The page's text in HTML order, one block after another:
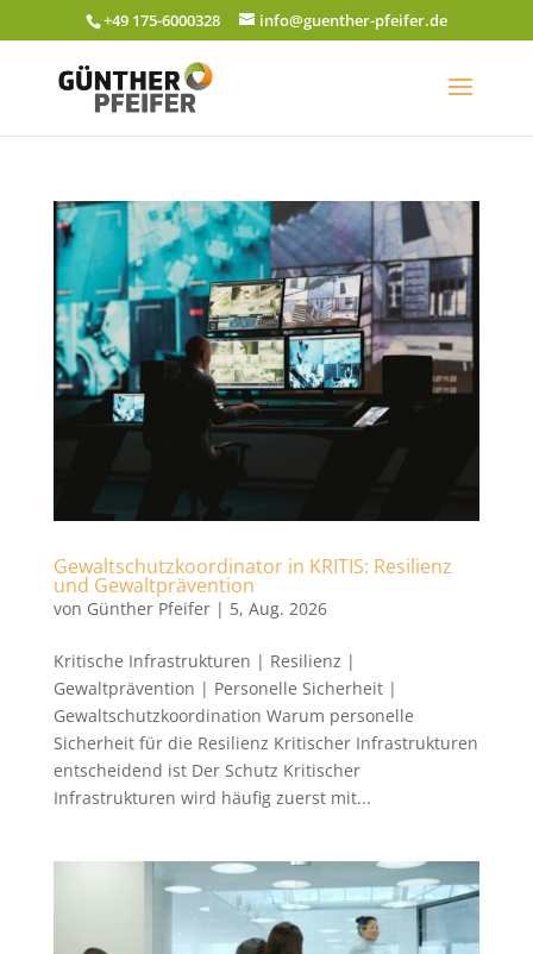
+49 175-6000328 info@guenther-pfeifer.de
Gewaltschutzkoordinator in KRITIS: Resilienz
und Gewaltprävention
von Günther Pfeifer| 5, Aug. 2026
Kritische Infrastrukturen | Resilienz |
Gewaltprävention | Personelle Sicherheit |
Gewaltschutzkoordination Warum personelle
Sicherheit für die Resilienz Kritischer Infrastrukturen
entscheidend ist Der Schutz Kritischer
Infrastrukturen wird häufig zuerst mit...